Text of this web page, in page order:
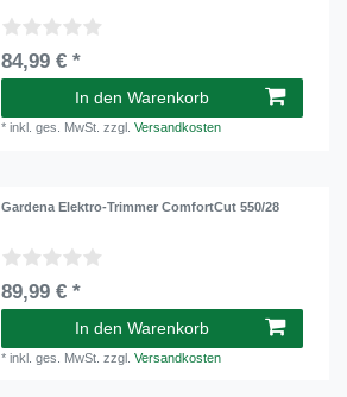
84,99 € *
In den Warenkorb
*inkl. ges. MwSt. zzgl.Versandkosten
Gardena Elektro-Trimmer ComfortCut 550/28
89,99 € *
In den Warenkorb
*inkl. ges. MwSt. zzgl.Versandkosten